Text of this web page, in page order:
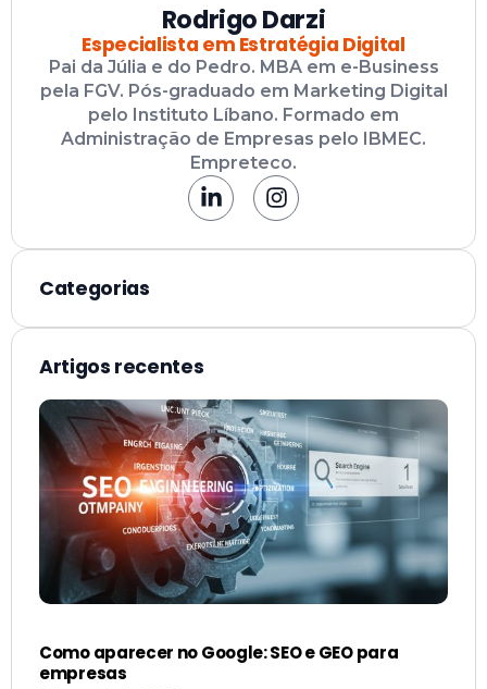
Rodrigo Darzi
Especialista em Estratégia Digital
Pai da Júlia e do Pedro. MBA em e-Business
pela FGV. Pós-graduado em Marketing Digital
pelo Instituto Líbano. Formado em
Administração de Empresas pelo IBMEC.
Empreteco.
Categorias
Artigos recentes
Como aparecer no Google: SEO e GEO para
empresas